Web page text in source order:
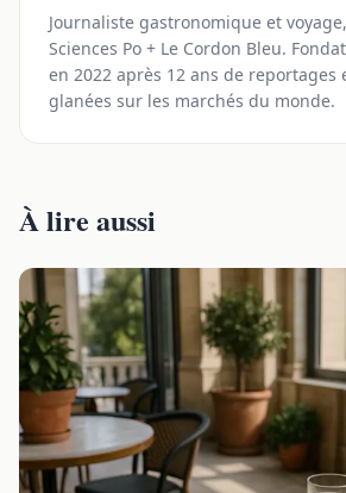
Journaliste gastronomique et
Sciences Po + Le Cordon Bleu.
en 2022 après 12 ans de reportages
glanées sur les marchés du monde.
À lire aussi